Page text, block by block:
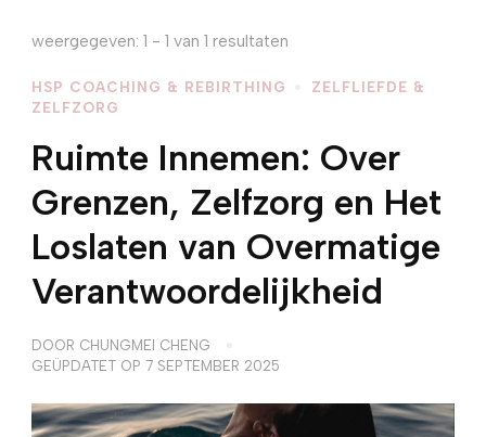
weergegeven: 1 - 1 van 1 resultaten
HSP COACHING & REBIRTHING
ZELFLIEFDE &
ZELFZORG
Ruimte Innemen: Over
Grenzen, Zelfzorg en Het
Loslaten van Overmatige
Verantwoordelijkheid
DOOR CHUNGMEI CHENG
GEÜPDATET OP 7 SEPTEMBER 2025